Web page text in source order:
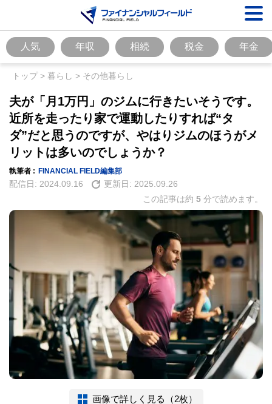
人気 年収 相続 税金 年金
トップ> 暮らし > その他暮らし
夫が「月1万円」のジムに行きたいそうです。
近所を走ったり家で運動したりすれば“タ
ダ”だと思うのですが、やはりジムのほうがメ
リットは多いのでしょうか？
執筆者 : FINANCIAL FIELD編集部
配信日: 2024.09.16 更新日: 2025.09.26
この記事は約 5 分で読めます。
画像で詳しく見る（2枚）